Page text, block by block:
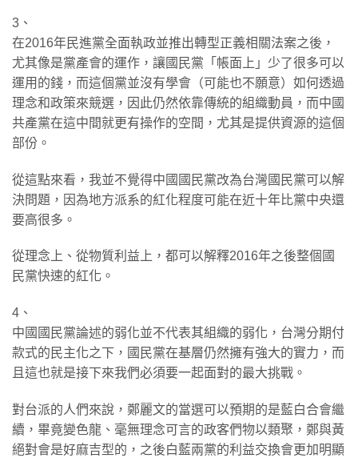
​3、
在2016年民進黨全面執政並推出轉型正義相關法案之後，
尤其像是黨產會的運作，讓國民黨「帳面上」少了很多可以
運用的錢，而這個黨並沒有學會（可能也不願意）如何透過
理念和政策來競選，因此仍然依靠傳統的組織動員，而中國
共產黨在這中間就更有操作的空間，尤其是提供資源的這個
部份。
​從這點來看，我並不覺得中國國民黨改為台灣國民黨可以解
決問題，因為地方派系的紅化程度可能在近十年比黨中央還
要高很多。
​從理念上、從物質利益上，都可以解釋2016年之後整個國
民黨快速的紅化。
​4、
中國國民黨論述的弱化並不代表其組織的弱化，台灣分期付
款式的民主化之下，國民黨在基層仍然擁有強大的實力，而
且這也就是接下來我們必須要一起面對的最大挑戰。
​對台派的人們來說，鄭麗文的當選可以預期的是藍白合會繼
續，畢竟變色龍、毫無理念可言的政客們物以類聚，鄭與黃
絕對會是好麻吉型的，之後白藍兩黨的利益交換會更加明顯